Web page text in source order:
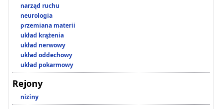
narząd ruchu
neurologia
przemiana materii
układ krążenia
układ nerwowy
układ oddechowy
układ pokarmowy
Rejony
niziny